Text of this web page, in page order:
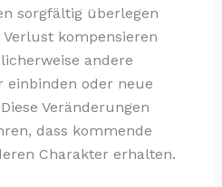
sorgfältig überlegen
kompensieren
andere
einbinden oder neue
Veränderungen
dass kommende
Charakter erhalten.